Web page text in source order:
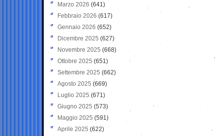
Marzo 2026 (641)
Febbraio 2026 (617)
Gennaio 2026 (652)
Dicembre 2025 (627)
Novembre 2025 (668)
Ottobre 2025 (651)
Settembre 2025 (662)
Agosto 2025 (669)
Luglio 2025 (671)
Giugno 2025 (573)
Maggio 2025 (591)
Aprile 2025 (622)